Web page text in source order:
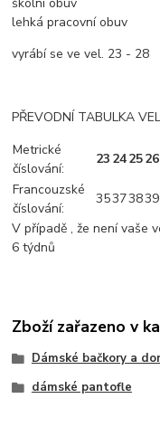
školní obuv
lehká pracovní obuv
vyrábí se ve vel. 23 - 28
PŘEVODNÍ TABULKA
Metrické
číslování:
23 242526
Francouzské
číslování:
35373839
V případě , že není vaše
6 týdnů
Zboží zařazeno v
Dámské bačkory a
dámské pantofle